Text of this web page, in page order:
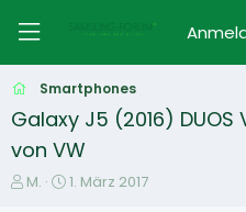
Smartphones
Galaxy J5 (2016) DUOS
von VW
E
M.
E1. März 2017